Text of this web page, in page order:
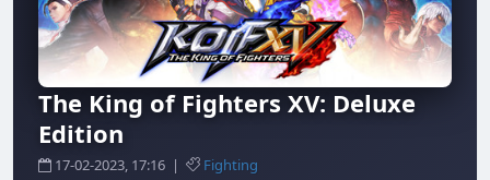
The King of Fighters XV: Deluxe
Edition
17-02-2023, 17:16 | Fighting